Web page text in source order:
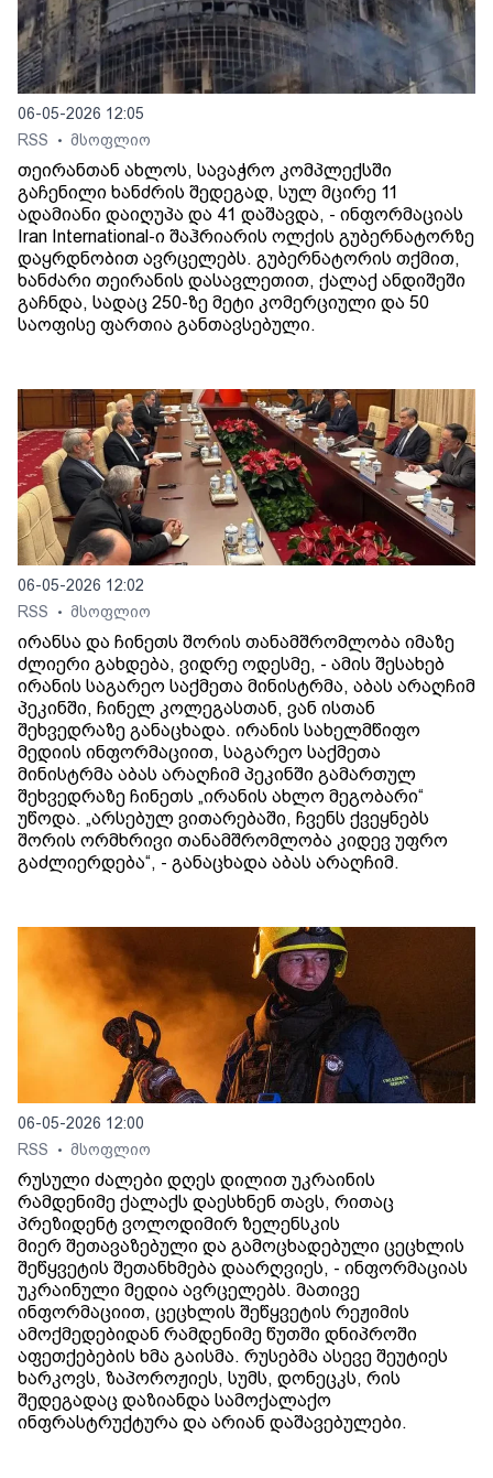
06-05-2026 12:05
RSS
• მსოფლიო
თეირანთან ახლოს, სავაჭრო კომპლექსში
გაჩენილი ხანძრის შედეგად, სულ მცირე 11
ადამიანი დაიღუპა და 41 დაშავდა, - ინფორმაციას
Iran International-ი შაჰრიარის ოლქის გუბერნატორზე
დაყრდნობით ავრცელებს. გუბერნატორის თქმით,
ხანძარი თეირანის დასავლეთით, ქალაქ ანდიშეში
გაჩნდა, სადაც 250-ზე მეტი კომერციული და 50
საოფისე ფართია განთავსებული.
06-05-2026 12:02
RSS
• მსოფლიო
ირანსა და ჩინეთს შორის თანამშრომლობა იმაზე
ძლიერი გახდება, ვიდრე ოდესმე, - ამის შესახებ
ირანის საგარეო საქმეთა მინისტრმა, აბას არაღჩიმ
პეკინში, ჩინელ კოლეგასთან, ვან ისთან
შეხვედრაზე განაცხადა. ირანის სახელმწიფო
მედიის ინფორმაციით, საგარეო საქმეთა
მინისტრმა აბას არაღჩიმ პეკინში გამართულ
შეხვედრაზე ჩინეთს „ირანის ახლო მეგობარი“
უწოდა. „არსებულ ვითარებაში, ჩვენს ქვეყნებს
შორის ორმხრივი თანამშრომლობა კიდევ უფრო
გაძლიერდება“, - განაცხადა აბას არაღჩიმ.
06-05-2026 12:00
RSS
• მსოფლიო
რუსული ძალები დღეს დილით უკრაინის
რამდენიმე ქალაქს დაესხნენ თავს, რითაც
პრეზიდენტ ვოლოდიმირ ზელენსკის
მიერ შეთავაზებული და გამოცხადებული ცეცხლის
შეწყვეტის შეთანხმება დაარღვიეს, - ინფორმაციას
უკრაინული მედია ავრცელებს. მათივე
ინფორმაციით, ცეცხლის შეწყვეტის რეჟიმის
ამოქმედებიდან რამდენიმე წუთში დნიპროში
აფეთქებების ხმა გაისმა. რუსებმა ასევე შეუტიეს
ხარკოვს, ზაპოროჟიეს, სუმს, დონეცკს, რის
შედეგადაც დაზიანდა სამოქალაქო
ინფრასტრუქტურა და არიან დაშავებულები.